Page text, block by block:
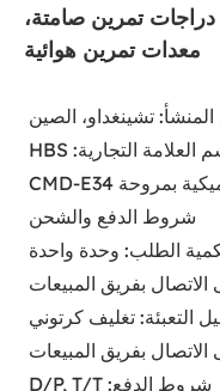
تمرين صامتة،
معدات تمرين هوائية